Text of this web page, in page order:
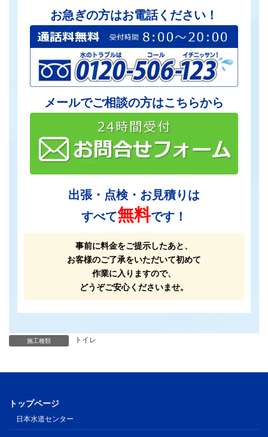
お急ぎの方はお電話ください！
メールでご相談の方はこちらから
出張・点検・お見積りは
すべて無料です！
事前に料金をご提示したあと、
お客様のご了承をいただいて初めて
作業に入りますので、
どうぞご安心くださいませ。
施工種類 トイレ
トップページ
日本水道センター